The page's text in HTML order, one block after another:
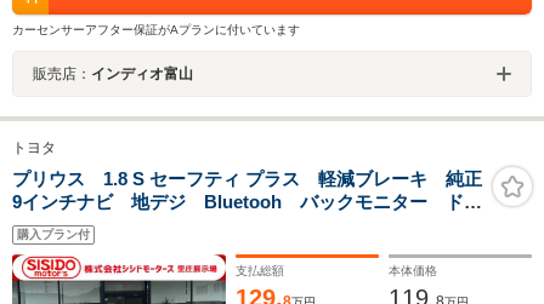
カーセンサーアフター保証がAプランに付いています
販売店： インディオ富山
トヨタ
プリウス 1.8 S セーフティ プラス 軽減ブレーキ 純正
9インチナビ 地デジ Bluetooh バックモニター ドラ
イブレコーダー アダプティブクルーズコントロール
LEDライト フォグランプ HUD パーキングアシス
ト ETC 禁煙車
購入プラン付
支払総額
129.
本体価格
119.